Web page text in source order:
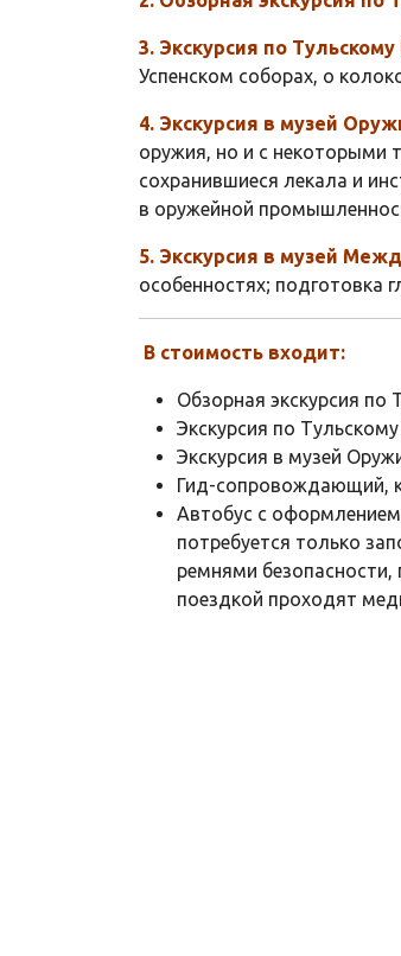
3. Экскурсия по
Успенском соборах, о
4. Экскурсия в музей
оружия, но и с некоторыми
сохранившиеся лекала и
в оружейной
5. Экскурсия в музей
особенностях; подготовка
В стоимость входит:
Обзорная экскурсия по
Экскурсия по
Экскурсия в музей
Гид-сопровождающий,
Автобус с
потребуется только
ремнями
поездкой проходят